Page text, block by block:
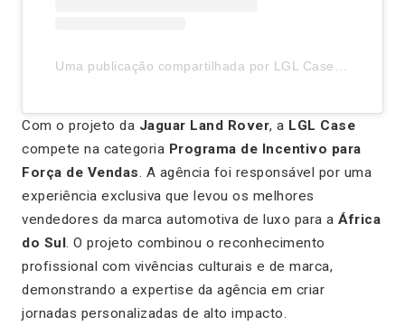
Com o projeto da Jaguar Land Rover, a LGL Case
compete na categoria Programa de Incentivo para
Força de Vendas. A agência foi responsável por uma
experiência exclusiva que levou os melhores
vendedores da marca automotiva de luxo para a África
do Sul. O projeto combinou o reconhecimento
profissional com vivências culturais e de marca,
demonstrando a expertise da agência em criar
jornadas personalizadas de alto impacto.